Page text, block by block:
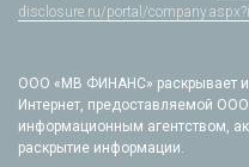
disclosure.ru/portal/
ООО «МВ ФИНАНС» раскрывает
Интернет, предоставляемой
информационным агентством,
раскрытие информации.